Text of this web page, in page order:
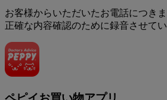
お客様からいただいたお電話につきま
正確な内容確認のために録音させて